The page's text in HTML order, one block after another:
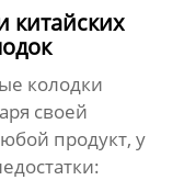
китайских
колодки
своей
продукт, у